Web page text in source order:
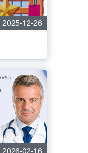
2025-12-26
2026-02-16